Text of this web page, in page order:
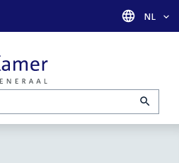
Taal
NL